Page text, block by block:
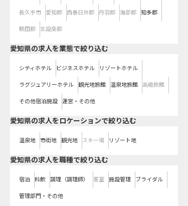
長久手市 愛知郡 西春日井郡 丹羽郡 海部郡 知多郡
額田郡 北設楽郡
愛知県の求人を業態で絞り込む
シティホテル ビジネスホテル リゾートホテル
ラグジュアリーホテル 観光地旅館 温泉地旅館 高級旅館
その他宿泊施設 運営・その他
愛知県の求人をロケーションで絞り込む
温泉地 市街地 観光地 スキー場 リゾート地
愛知県の求人を職種で絞り込む
宿泊 料飲 調理（調理師） 客室 施設管理 ブライダル
管理部門・その他